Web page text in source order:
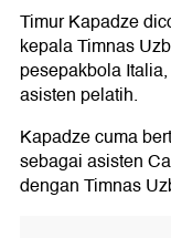
Timur Kapadze
kepala Timnas
pesepakbola
asisten pelatih.
Kapadze cuma
sebagai asisten
dengan Timnas